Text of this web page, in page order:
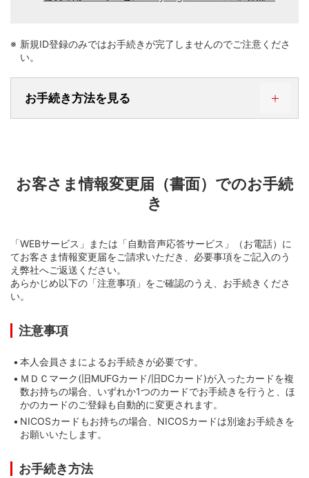
新規ID登録のみではお手続きが完了しませんのでご注意くださ
い。
お手続き方法を見る
STEP 2. ログイン後、WEBサービスメニュ
お客さま情報変更届（書面）でのお手続
き
「WEBサービス」または「自動音声応答サービス」（お電話）に
てお客さま情報変更届をご請求いただき、必要事項をご記入のう
え弊社へご返送ください。
あらかじめ以下の「注意事項」をご確認のうえ、お手続きくださ
い。
注意事項
本人会員さまによるお手続きが必要です。
ＭＤＣマーク(旧MUFGカード/旧DCカード)が入ったカードを複
数お持ちの場合、いずれか1つのカードでお手続きを行うと、ほ
かのカードのご登録も自動的に変更されます。
NICOSカードもお持ちの場合、NICOSカードは別途お手続きを
お願いいたします。
お手続き方法